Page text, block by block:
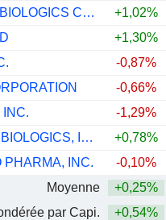
SAMSUNG BIOLOGICS CO.,LTD.
+1,02%
+1,30%
-0,87%
-0,66%
INC.
-1,29%
INNOVENT BIOLOGICS, INC.
+0,78%
PHARMA, INC.
-0,10%
Moyenne
+0,25%
par Capi.
+0,54%